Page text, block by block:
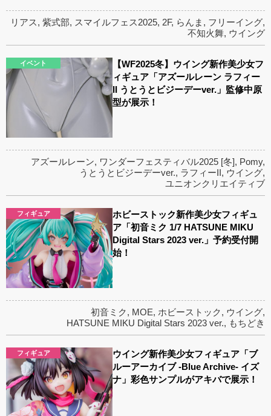
リアス, 紫式部, スマイルフェス2025, 2F, らんま , フリーイング,
不知火舞, ウイング
イベント
【WF2025冬】ウイング新作美少女フ
ィギュア「アズールレーン ラフィー
II うとうとビジーデーver.」監修中原
型が展示！
アズールレーン, ワンダーフェスティバル2025 [冬], Pomy,
うとうとビジーデーver., ラフィーII, ウイング,
ユニオンクリエイティブ
フィギュア
ホビーストック新作美少女フィギュ
ア「初音ミク 1/7 HATSUNE MIKU
Digital Stars 2023 ver.」予約受付開
始！
初音ミク, MOE, ホビーストック, ウイング,
HATSUNE MIKU Digital Stars 2023 ver., もちどき
フィギュア
ウイング新作美少女フィギュア「ブ
ルーアーカイブ -Blue Archive- イズ
ナ」彩色サンプルがアキバで展示！